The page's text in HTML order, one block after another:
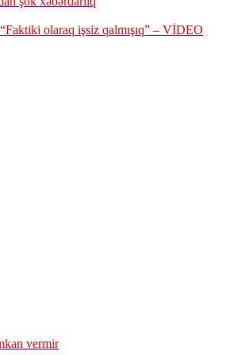
“Faktiki olaraq işsiz qalmışıq” – VİDEO
vermir